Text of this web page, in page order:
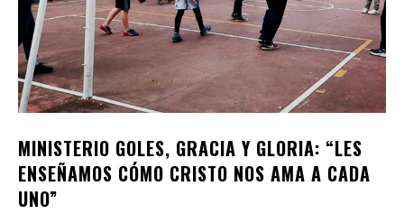
MINISTERIO GOLES, GRACIA Y GLORIA: “LES
ENSEÑAMOS CÓMO CRISTO NOS AMA A CADA
UNO”